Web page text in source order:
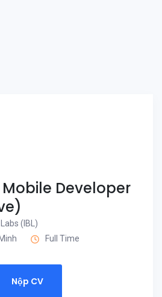
Developer
(IBL)
Full Time
Nộp CV